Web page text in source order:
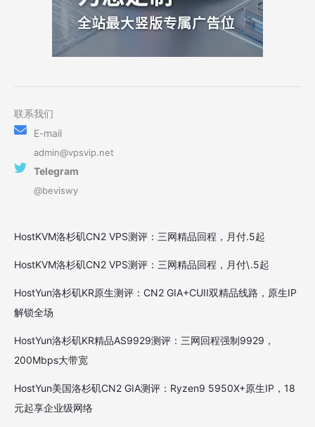
联系我们
E-mail
admin@vpsvip.net
Telegram
@beviswy
HostKVM洛杉矶CN2 VPS测评：三网精品回程，月付.5起
HostKVM洛杉矶CN2 VPS测评：三网精品回程，月付\.5起
HostYun洛杉矶KR原生测评：CN2 GIA+CUII双精品线路，原生IP
解锁全场
HostYun洛杉矶KR精品AS9929测评：三网回程强制9929，
200Mbps大带宽
HostYun美国洛杉矶CN2 GIA测评：Ryzen9 5950X+原生IP，18
元起享企业级网络